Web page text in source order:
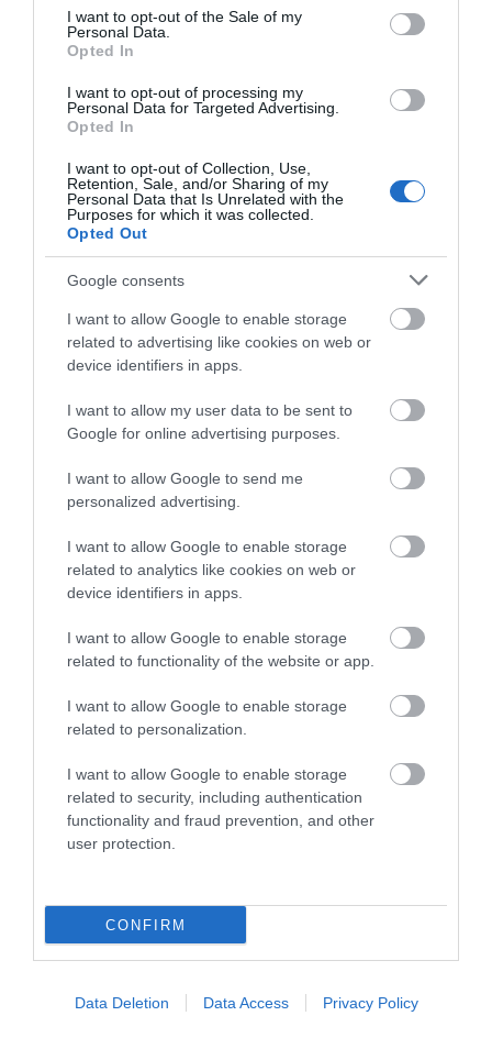
consent section.
I want to opt-out of the Sale of my
Personal Data.
Opted In
I want to opt-out of processing my
Personal Data for Targeted Advertising.
Opted In
I want to opt-out of Collection, Use,
Retention, Sale, and/or Sharing of my
Personal Data that Is Unrelated with the
Purposes for which it was collected.
Opted Out
Google consents
I want to allow Google to enable storage
related to advertising like cookies on web or
device identifiers in apps.
I want to allow my user data to be sent to
Google for online advertising purposes.
I want to allow Google to send me
personalized advertising.
I want to allow Google to enable storage
related to analytics like cookies on web or
device identifiers in apps.
I want to allow Google to enable storage
related to functionality of the website or app.
I want to allow Google to enable storage
related to personalization.
I want to allow Google to enable storage
related to security, including authentication
functionality and fraud prevention, and other
user protection.
CONFIRM
Data Deletion Data Access Privacy Policy
Ενυδάτωση & Αναζωογόνηση: Η κρέμα σώματος χαρίζει μεταξένια
απαλότητα, ενώ το body mist προσφέρει διακριτική φρεσκάδα που
Limited Edition – Γιορτινή Συσκευασία: Ένα συλλεκτικό σετ,
ιδανικό για πασχαλινά δώρα ή για να κακομάθεις τον εαυτό
ΤΟ BODYFACE ΣΟΥ
ΠΡΟΤΕΙΝΕΙ
Αντηλιακό Προσώπου
και Σώματος SPF50 200ml
14,96 €
Ειδικός Ορός
34,90 €
ΠΑΡΌΜΟΙΑ